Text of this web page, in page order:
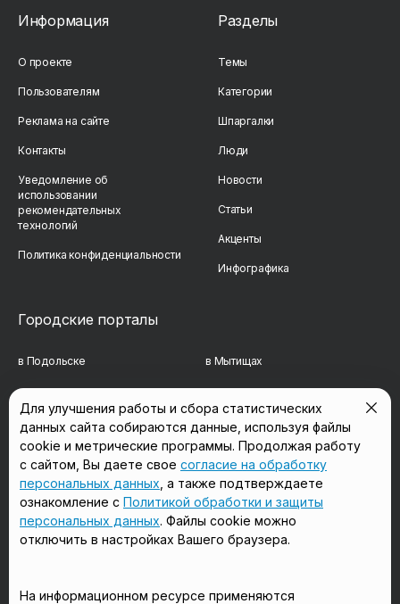
Информация
О проекте
Пользователям
Реклама на сайте
Контакты
Уведомление об
использовании
рекомендательных
технологий
Политика конфиденциальности
Разделы
Темы
Категории
Шпаргалки
Люди
Новости
Статьи
Акценты
Инфографика
Городские порталы
в Подольске в Мытищах
в Сергиевом Посаде в Люберцах
в Красногорске в Королёве
в Домодедово в Щёлково
Мы в соцсетях
Для улучшения работы и сбора статистических
данных сайта собираются данные, используя файлы
cookie и метрические программы. Продолжая работу
с сайтом, Вы даете свое согласие на обработку
персональных данных , а также подтверждаете
ознакомление с Политикой обработки и защиты
персональных данных. Файлы cookie можно
отключить в настройках Вашего браузера.
На информационном ресурсе применяются